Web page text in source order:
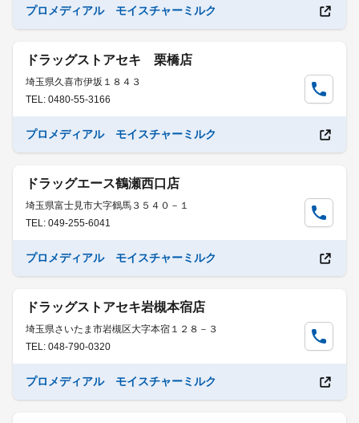
プロメディアル モイスチャーミルク
ドラッグストアセキ 栗橋店
埼玉県久喜市伊坂１８４３
TEL: 0480-55-3166
プロメディアル モイスチャーミルク
ドラッグエース鶴瀬西口店
埼玉県富士見市大字鶴馬３５４０－１
TEL: 049-255-6041
プロメディアル モイスチャーミルク
ドラッグストアセキ岩槻本宿店
埼玉県さいたま市岩槻区大字本宿１２８－３
TEL: 048-790-0320
プロメディアル モイスチャーミルク